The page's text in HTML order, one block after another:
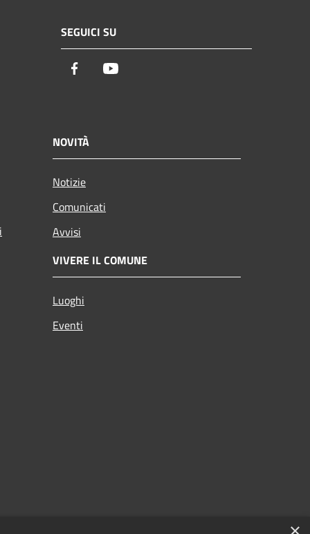
SEGUICI SU
Facebook
NOVITÀ
Notizie
Comunicati
Avvisi
VIVERE IL COMUNE
Luoghi
Eventi